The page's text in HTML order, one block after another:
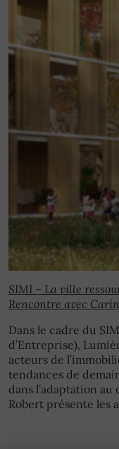
SIMI – La ville
Rencontre avec
Dans le cadre du
d’Entreprise),
acteurs de
tendances de
dans l’adaptation
Robert présente les